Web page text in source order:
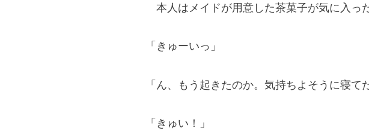
本人はメイドが用意した茶菓子が気に入っ
「きゅーいっ」
「ん、もう起きたのか。気持ちよそうに寝
「きゅい！」